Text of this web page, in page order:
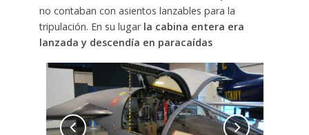
no contaban con asientos lanzables para la
tripulación. En su lugar la cabina entera era
lanzada y descendía en paracaídas